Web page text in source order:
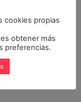
cookies propias
obtener más
preferencias.